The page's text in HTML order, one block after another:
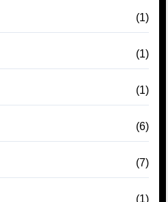
(1)
(1)
(1)
(6)
(7)
(1)